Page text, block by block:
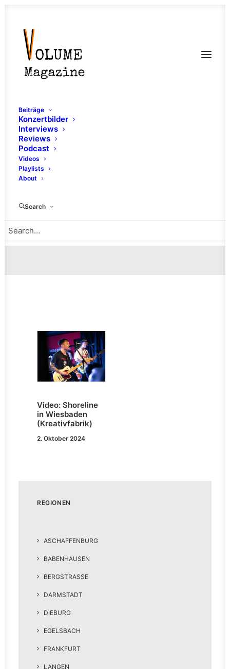
Beiträge
Konzertbilder
Interviews
Reviews
Podcast
Videos
Playlists
About
Search
Video: Shoreline
in Wiesbaden
(Kreativfabrik)
2. Oktober 2024
REGIONEN
ASCHAFFENBURG
BABENHAUSEN
BERGSTRASSE
DARMSTADT
DIEBURG
EGELSBACH
FRANKFURT
LANGEN